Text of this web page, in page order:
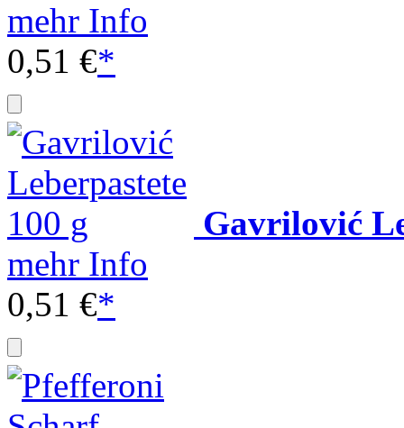
mehr Info
0,51 €*
Gavrilović
mehr Info
0,51 €*